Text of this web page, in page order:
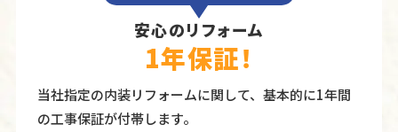
安心のリフォーム
1年保証！
当社指定の内装リフォームに関して、基本的に1年間
の⼯事保証が付帯します。